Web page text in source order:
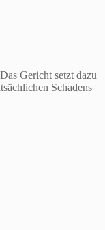
Gericht setzt dazu
Schadens